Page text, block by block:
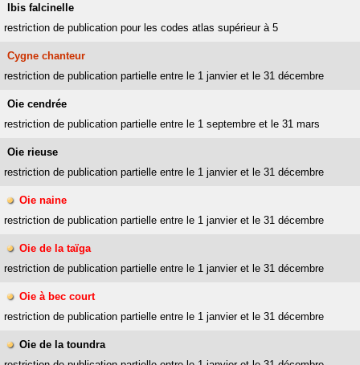
Ibis falcinelle
restriction de publication pour les codes atlas supérieur à 5
Cygne chanteur
restriction de publication partielle entre le 1 janvier et le 31 décembre
Oie cendrée
restriction de publication partielle entre le 1 septembre et le 31 mars
Oie rieuse
restriction de publication partielle entre le 1 janvier et le 31 décembre
Oie naine
restriction de publication partielle entre le 1 janvier et le 31 décembre
Oie de la taïga
restriction de publication partielle entre le 1 janvier et le 31 décembre
Oie à bec court
restriction de publication partielle entre le 1 janvier et le 31 décembre
Oie de la toundra